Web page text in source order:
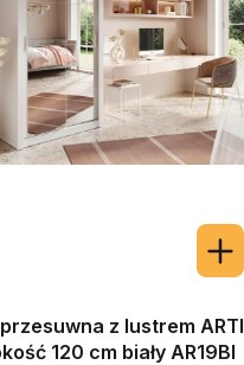
z lustrem ARTI
120 cm biały AR19BI